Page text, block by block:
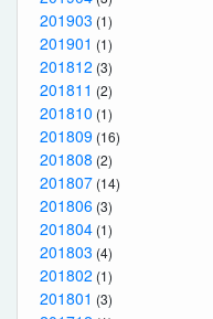
201903 (1)
201901 (1)
201812 (3)
201811 (2)
201810 (1)
201809 (16)
201808 (2)
201807 (14)
201806 (3)
201804 (1)
201803 (4)
201802 (1)
201801 (3)